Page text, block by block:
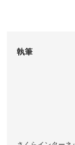
執筆